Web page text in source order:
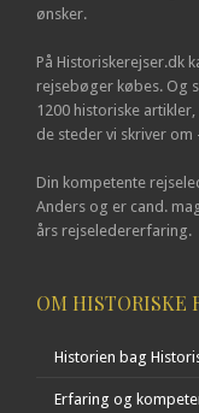
ønsker.
På Historiskerejser.dk
rejsebøger købes. Og
1200 historiske
de steder vi skriver
Din kompetente
Anders og er cand.
års rejseledererfaring.
OM HISTORISKE
Historien bag
Erfaring og